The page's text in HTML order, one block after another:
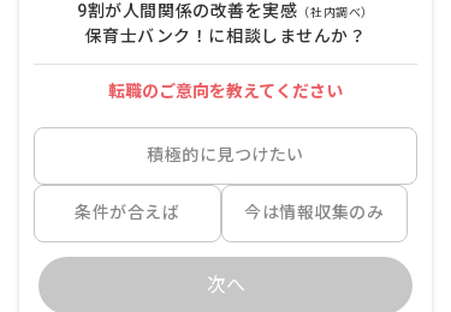
9割が人間関係の改善を実感 （社内調べ）
保育士バンク！に相談しませんか？
転職のご意向を教えてください
積極的に見つけたい
条件が合えば 今は情報収集のみ
次へ